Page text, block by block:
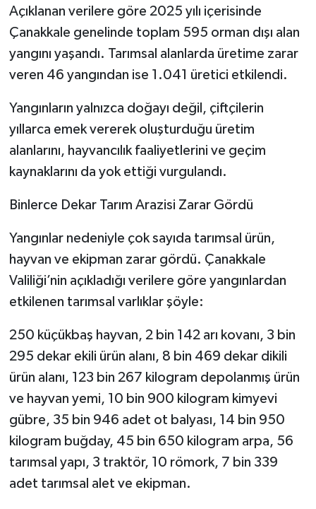
Açıklanan verilere göre 2025 yılı içerisinde
Çanakkale genelinde toplam 595 orman dışı alan
yangını yaşandı. Tarımsal alanlarda üretime zarar
veren 46 yangından ise 1.041 üretici etkilendi.
Yangınların yalnızca doğayı değil, çiftçilerin
yıllarca emek vererek oluşturduğu üretim
alanlarını, hayvancılık faaliyetlerini ve geçim
kaynaklarını da yok ettiği vurgulandı.
Binlerce Dekar Tarım Arazisi Zarar Gördü
Yangınlar nedeniyle çok sayıda tarımsal ürün,
hayvan ve ekipman zarar gördü. Çanakkale
Valiliği’nin açıkladığı verilere göre yangınlardan
etkilenen tarımsal varlıklar şöyle:
250 küçükbaş hayvan, 2 bin 142 arı kovanı, 3 bin
295 dekar ekili ürün alanı, 8 bin 469 dekar dikili
ürün alanı, 123 bin 267 kilogram depolanmış ürün
ve hayvan yemi, 10 bin 900 kilogram kimyevi
gübre, 35 bin 946 adet ot balyası, 14 bin 950
kilogram buğday, 45 bin 650 kilogram arpa, 56
tarımsal yapı, 3 traktör, 10 römork, 7 bin 339
adet tarımsal alet ve ekipman.